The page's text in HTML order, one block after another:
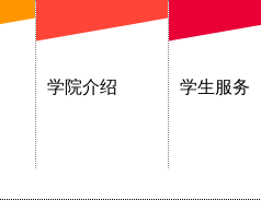
学院介绍 学生服务